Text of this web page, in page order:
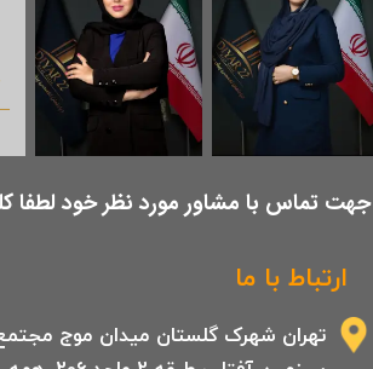
ارتباط با ما
تهران شهرک گلستان میدان موج
​جهت تماس با مشاور مورد نظر خود لطفا